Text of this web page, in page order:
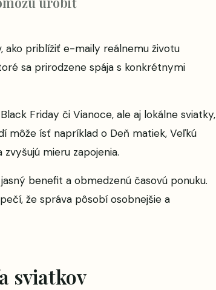
ako priblížiť e-maily reálnemu životu
sa prirodzene spája s konkrétnymi
Friday či Vianoce, ale aj lokálne sviatky,
môže ísť napríklad o Deň matiek, Veľkú
mieru zapojenia.
benefit a obmedzenú časovú ponuku.
že správa pôsobí osobnejšie a
sviatkov